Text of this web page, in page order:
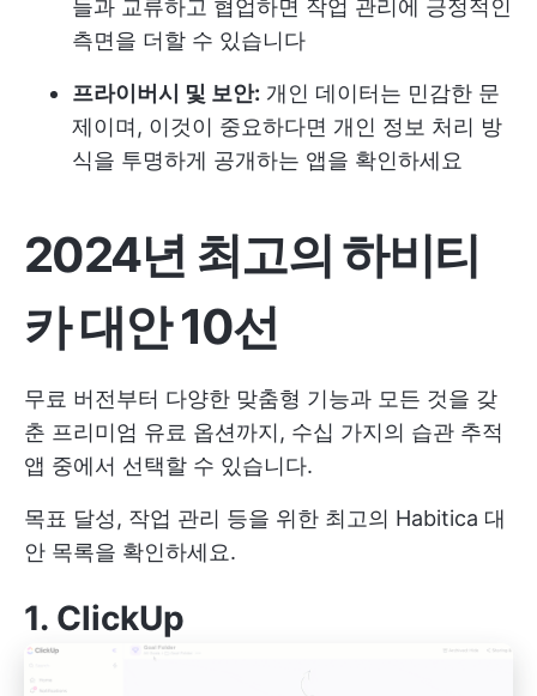
들과 교류하고 협업하면 작업 관리에 긍정적인
측면을 더할 수 있습니다
프라이버시 및 보안: 개인 데이터는 민감한 문
제이며, 이것이 중요하다면 개인 정보 처리 방
식을 투명하게 공개하는 앱을 확인하세요
2024년 최고의 하비티
카 대안 10선
무료 버전부터 다양한 맞춤형 기능과 모든 것을 갖
춘 프리미엄 유료 옵션까지, 수십 가지의 습관 추적
앱 중에서 선택할 수 있습니다.
목표 달성, 작업 관리 등을 위한 최고의 Habitica 대
안 목록을 확인하세요.
1. ClickUp